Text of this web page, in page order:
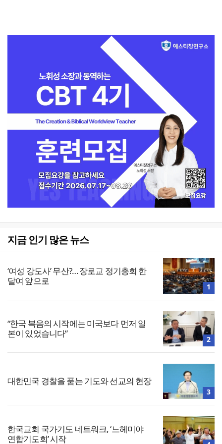
지금 인기 많은 뉴스
‘여성 강도사’ 무산?… 장로교 정기총회 한
달여 앞으로
1
“한국 복음의 시작에는 미국보다 먼저 일
본이 있었습니다”
2
대한민국 경찰을 품는 기도와 선교의 현장
3
한국교회 국가기도 네트워크, ‘느헤미야
연합기도회’ 시작